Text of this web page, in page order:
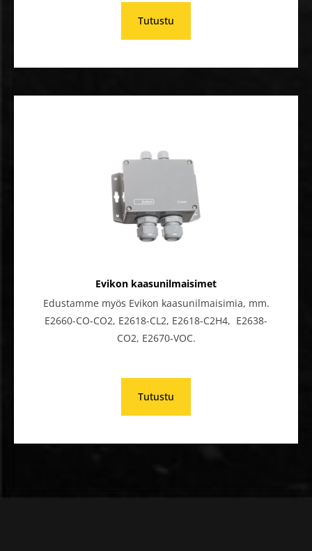
Tutustu
Evikon kaasunilmaisimet
Edustamme myös Evikon kaasunilmaisimia, mm.
E2660-CO-CO2, E2618-CL2, E2618-C2H4, E2638-
CO2, E2670-VOC.
Tutustu